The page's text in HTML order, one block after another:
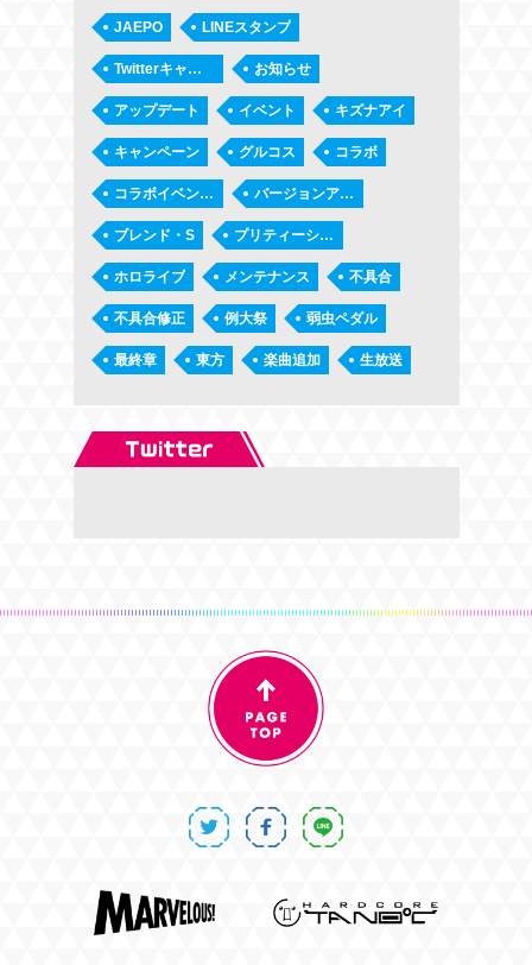
JAEPO LINEスタンプ
Twitterキャンペーン お知らせ
アップデート イベント キズナアイ
キャンペーン グルコス コラボ
コラボイベント第2弾「タノシーコロシアム」 バージョンアップ
ブレンド・S プリティーシリーズ
ホロライブ メンテナンス 不具合
不具合修正 例大祭 弱虫ペダル
最終章 東方 楽曲追加 生放送